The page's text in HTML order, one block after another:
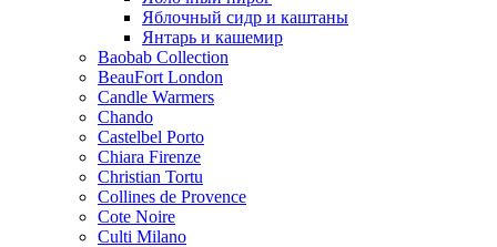
Яблочный сидр и каштаны
Янтарь и кашемир
Baobab Collection
BeauFort London
Candle Warmers
Chando
Castelbel Porto
Chiara Firenze
Christian Tortu
Collines de Provence
Cote Noire
Culti Milano